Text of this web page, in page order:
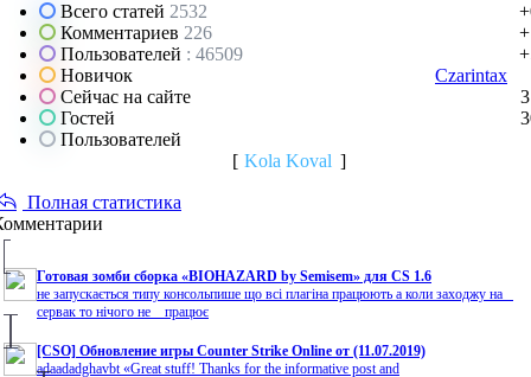
Всего статей 2532
Комментариев 226
Пользователей : 46509
Новичок
Czarintax
Сейчас на сайте
Гостей
Пользователей
[ Kola Koval ]
Полная статистика
Готовая зомби сборка «BIOHAZARD by Semisem» для CS 1.6
не запускається типу консольпише що всі плагіна працюють а коли заходжу на
сервак то нічого не працює
[CSO] Обновление игры Counter Strike Online от (11.07.2019)
adaadadghavbt «Great stuff! Thanks for the informative post and